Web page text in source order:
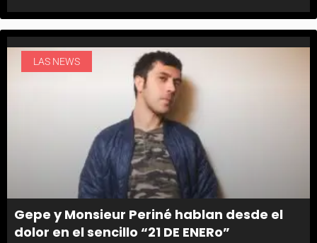
LAS NEWS
Gepe y Monsieur Periné hablan desde el
dolor en el sencillo “21 DE ENERo”